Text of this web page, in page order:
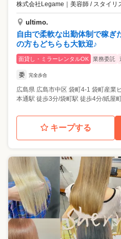
株式会社Legame 美容師 / スタイリ
ultimo.
自由で柔軟な出勤体制で稼ぎ
の方もどちらも大歓迎♪
面貸し・ミラーレンタルOK 業務委託
委 完全歩合
広島県 広島市中区 袋町4-1 袋町産業
キープする